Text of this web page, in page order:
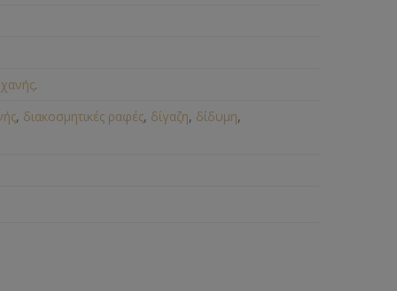
.
, διακοσμητικές ραφές, δίγαζη, δίδυμη,